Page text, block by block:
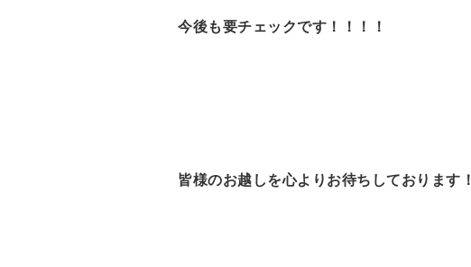
今後も要チェックです！！！！
皆様のお越しを心よりお待ちしております！